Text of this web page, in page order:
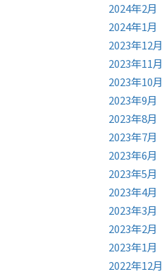
2024年2月
2024年1月
2023年12月
2023年11月
2023年10月
2023年9月
2023年8月
2023年7月
2023年6月
2023年5月
2023年4月
2023年3月
2023年2月
2023年1月
2022年12月